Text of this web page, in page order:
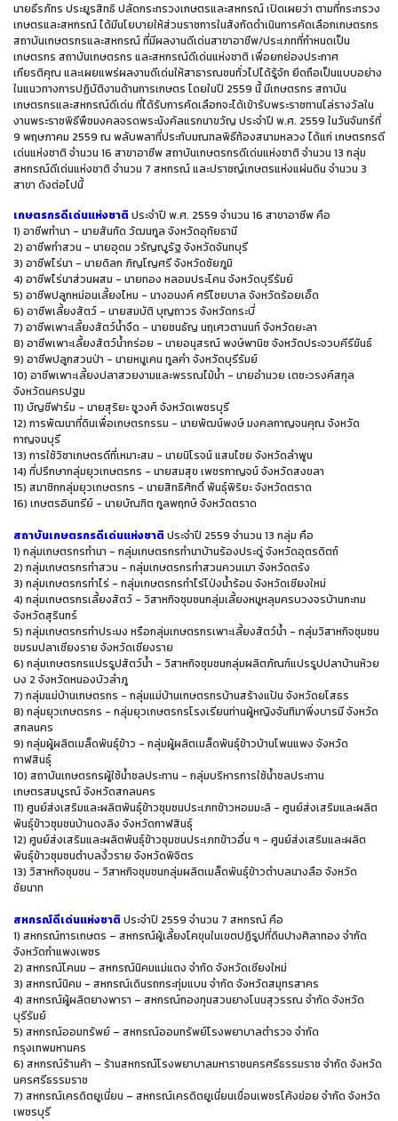
นายธีรภัทร ประยูรสิทธิ ปลัดกระทรวงเกษตรและสหกรณ์ เปิดเผยว่า ตามที่กระทรวง
เกษตรและสหกรณ์ ได้มีนโยบายให้ส่วนราชการในสังกัดดำเนินการคัดเลือกเกษตรกร
สถาบันเกษตรกรและสหกรณ์ ที่มีผลงานดีเด่นสาขาอาชีพ/ประเภทที่กำหนดเป็น
เกษตรกร สถาบันเกษตรกร และสหกรณ์ดีเด่นแห่งชาติ เพื่อยกย่องประกาศ
เกียรติคุณ และเผยแพร่ผลงานดีเด่นให้สาธารณชนทั่วไปได้รู้จัก ยึดถือเป็นแบบอย่าง
ในแนวทางการปฏิบัติงานด้านการเกษตร โดยในปี 2559 นี้ มีเกษตรกร สถาบัน
เกษตรกรและสหกรณ์ดีเด่น ที่ได้รับการคัดเลือกจะได้เข้ารับพระราชทานโล่รางวัลใน
งานพระราชพิธีพืชมงคลจรดพระนังคัลแรกนาขวัญ ประจำปี พ.ศ. 2559 ในวันจันทร์ที่
9 พฤษภาคม 2559 ณ พลับพลาที่ประทับมณฑลพิธีท้องสนามหลวง ได้แก่ เกษตรกรดี
เด่นแห่งชาติ จำนวน 16 สาขาอาชีพ สถาบันเกษตรกรดีเด่นแห่งชาติ จำนวน 13 กลุ่ม
สหกรณ์ดีเด่นแห่งชาติ จำนวน 7 สหกรณ์ และปราชญ์เกษตรแห่งแผ่นดิน จำนวน 3
สาขา ดังต่อไปนี้
เกษตรกรดีเด่นแห่งชาติ ประจำปี พ.ศ. 2559 จำนวน 16 สาขาอาชีพ คือ
1) อาชีพทำนา - นายสันทัด วัฒนกูล จังหวัดอุทัยธานี
2) อาชีพทำสวน - นายอุดม วรัญญูรัฐ จังหวัดจันทบุรี
3) อาชีพไร่นา - นายดิลก ภิญโญศรี จังหวัดชัยภูมิ
4) อาชีพไร่นาส่วนผสม - นายทอง หลอมประโคน จังหวัดบุรีรัมย์
5) อาชีพปลูกหม่อนเลี้ยงไหม - นางอนงค์ ศรีไชยบาล จังหวัดร้อยเอ็ด
6) อาชีพเลี้ยงสัตว์ - นายสมบัติ บุญถาวร จังหวัดกระบี่
7) อาชีพเพาะเลี้ยงสัตว์น้ำจืด - นายชนธัญ นฤเศวตานนท์ จังหวัดยะลา
8) อาชีพเพาะเลี้ยงสัตว์น้ำกร่อย - นายอนุสรณ์ พงษ์พานิช จังหวัดประจวบคีรีขันธ์
9) อาชีพปลูกสวนป่า - นายหนูเคน ทูลคำ จังหวัดบุรีรัมย์
10) อาชีพเพาะเลี้ยงปลาสวยงามและพรรณไม้น้ำ - นายอำนวย เตชะวรงค์สกุล
จังหวัดนครปฐม
11) บัญชีฟาร์ม - นายสุริยะ ชูวงศ์ จังหวัดเพชรบุรี
12) การพัฒนาที่ดินเพื่อเกษตรกรรม - นายพัฒน์พงษ์ มงคลกาญจนคุณ จังหวัด
กาญจนบุรี
13) การใช้วิชาเกษตรดีที่เหมาะสม - นายนิโรจน์ แสนไชย จังหวัดลำพูน
14) ที่ปรึกษากลุ่มยุวเกษตรกร - นายสมสุข เพชรกาญจน์ จังหวัดสงขลา
15) สมาชิกกลุ่มยุวเกษตรกร - นายสิทธิศักดิ์ พันธุ์พิริยะ จังหวัดตราด
16) เกษตรอินทรีย์ - นายบัณฑิต กูลพฤกษ์ จังหวัดตราด
สถาบันเกษตรกรดีเด่นแห่งชาติ ประจำปี 2559 จำนวน 13 กลุ่ม คือ
1) กลุ่มเกษตรกรทำนา - กลุ่มเกษตรกรทำนาบ้านร้องประดู่ จังหวัดอุตรดิตถ์
2) กลุ่มเกษตรกรทำสวน - กลุ่มเกษตรกรทำสวนควนเมา จังหวัดตรัง
3) กลุ่มเกษตรกรทำไร่ - กลุ่มเกษตรกรทำไร่โป่งน้ำร้อน จังหวัดเชียงใหม่
4) กลุ่มเกษตรกรเลี้ยงสัตว์ - วิสาหกิจชุมชนกลุ่มเลี้ยงหมูหลุมครบวงจรบ้านกะทม
จังหวัดสุรินทร์
5) กลุ่มเกษตรกรทำประมง หรือกลุ่มเกษตรกรเพาะเลี้ยงสัตว์น้ำ - กลุ่มวิสาหกิจชุมชน
ชมรมปลาเชียงราย จังหวัดเชียงราย
6) กลุ่มเกษตรกรแปรรูปสัตว์น้ำ - วิสาหกิจชุมชนกลุ่มผลิตภัณฑ์แปรรูปปลาบ้านห้วย
บง 2 จังหวัดหนองบัวลำภู
7) กลุ่มแม่บ้านเกษตรกร - กลุ่มแม่บ้านเกษตรกรบ้านสร้างแป้น จังหวัดยโสธร
8) กลุ่มยุวเกษตรกร - กลุ่มยุวเกษตรกรโรงเรียนท่านผู้หญิงจันทิมาพึ่งบารมี จังหวัด
สกลนคร
9) กลุ่มผู้ผลิตเมล็ดพันธุ์ข้าว - กลุ่มผู้ผลิตเมล็ดพันธุ์ข้าวบ้านโพนแพง จังหวัด
กาฬสินธุ์
10) สถาบันเกษตรกรผู้ใช้น้ำชลประทาน - กลุ่มบริหารการใช้น้ำชลประทาน
เกษตรสมบูรณ์ จังหวัดสกลนคร
11) ศูนย์ส่งเสริมและผลิตพันธุ์ข้าวชุมชนประเภทข้าวหอมมะลิ - ศูนย์ส่งเสริมและผลิต
พันธุ์ข้าวชุมชนบ้านดงลิง จังหวัดกาฬสินธุ์
12) ศูนย์ส่งเสริมและผลิตพันธุ์ข้าวชุมชนประเภทข้าวอื่น ๆ - ศูนย์ส่งเสริมและผลิต
พันธุ์ข้าวชุมชนตำบลงิ้วราย จังหวัดพิจิตร
13) วิสาหกิจชุมชน - วิสาหกิจชุมชนกลุ่มผลิตเมล็ดพันธุ์ข้าวตำบลนางลือ จังหวัด
ชัยนาท
สหกรณ์ดีเด่นแห่งชาติ ประจำปี 2559 จำนวน 7 สหกรณ์ คือ
1) สหกรณ์การเกษตร – สหกรณ์ผู้เลี้ยงโคขุนในเขตปฏิรูปที่ดินปางศิลาทอง จำกัด
จังหวัดกำแพงเพชร
2) สหกรณ์โคนม – สหกรณ์นิคมแม่แตง จำกัด จังหวัดเชียงใหม่
3) สหกรณ์นิคม - สหกรณ์เดินรถกระทุ่มแบน จำกัด จังหวัดสมุทรสาคร
4) สหกรณ์ผู้ผลิตยางพารา – สหกรณ์กองทุนสวนยางโนนสุวรรณ จำกัด จังหวัด
บุรีรัมย์
5) สหกรณ์ออมทรัพย์ – สหกรณ์ออมทรัพย์โรงพยาบาลตำรวจ จำกัด
กรุงเทพมหานคร
6) สหกรณ์ร้านค้า – ร้านสหกรณ์โรงพยาบาลมหาราชนครศรีธรรมราช จำกัด จังหวัด
นครศรีธรรมราช
7) สหกรณ์เครดิตยูเนี่ยน – สหกรณ์เครดิตยูเนี่ยนเขื่อนเพชรโค้งข่อย จำกัด จังหวัด
เพชรบุรี